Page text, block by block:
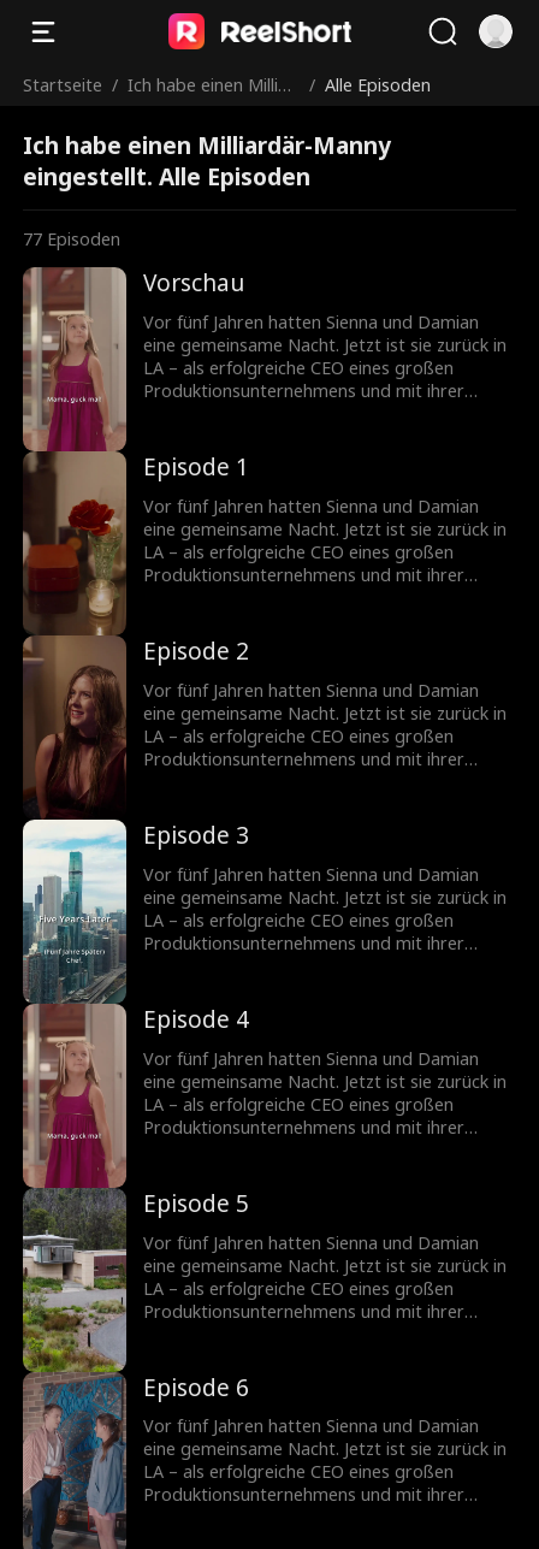
Startseite / Ich habe einen Milliar
t.
/ Alle Episoden
Ich habe einen Milliardär-Manny
eingestellt. Alle Episoden
77 Episoden
Vorschau
Vor fünf Jahren hatten Sienna und Damian
eine gemeinsame Nacht. Jetzt ist sie zurück in
LA – als erfolgreiche CEO eines großen
Produktionsunternehmens und mit ihrer
Milliardär preis und wird Poppys Manny.
Können sie gemeinsam gegen alle
Widerstände bestehen und eine neue Familie
aufbauen?
Episode 1
Vor fünf Jahren hatten Sienna und Damian
eine gemeinsame Nacht. Jetzt ist sie zurück in
LA – als erfolgreiche CEO eines großen
Produktionsunternehmens und mit ihrer
Milliardär preis und wird Poppys Manny.
Können sie gemeinsam gegen alle
Widerstände bestehen und eine neue Familie
aufbauen?
Episode 2
Vor fünf Jahren hatten Sienna und Damian
eine gemeinsame Nacht. Jetzt ist sie zurück in
LA – als erfolgreiche CEO eines großen
Produktionsunternehmens und mit ihrer
Milliardär preis und wird Poppys Manny.
Können sie gemeinsam gegen alle
Widerstände bestehen und eine neue Familie
aufbauen?
Episode 3
Vor fünf Jahren hatten Sienna und Damian
eine gemeinsame Nacht. Jetzt ist sie zurück in
LA – als erfolgreiche CEO eines großen
Produktionsunternehmens und mit ihrer
Milliardär preis und wird Poppys Manny.
Können sie gemeinsam gegen alle
Widerstände bestehen und eine neue Familie
aufbauen?
Episode 4
Vor fünf Jahren hatten Sienna und Damian
eine gemeinsame Nacht. Jetzt ist sie zurück in
LA – als erfolgreiche CEO eines großen
Produktionsunternehmens und mit ihrer
Milliardär preis und wird Poppys Manny.
Können sie gemeinsam gegen alle
Widerstände bestehen und eine neue Familie
aufbauen?
Episode 5
Vor fünf Jahren hatten Sienna und Damian
eine gemeinsame Nacht. Jetzt ist sie zurück in
LA – als erfolgreiche CEO eines großen
Produktionsunternehmens und mit ihrer
Milliardär preis und wird Poppys Manny.
Können sie gemeinsam gegen alle
Widerstände bestehen und eine neue Familie
aufbauen?
Episode 6
Vor fünf Jahren hatten Sienna und Damian
eine gemeinsame Nacht. Jetzt ist sie zurück in
LA – als erfolgreiche CEO eines großen
Produktionsunternehmens und mit ihrer